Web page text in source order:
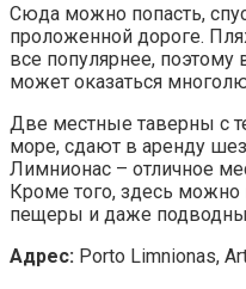
Сюда можно попасть,
проложенной дороге.
все популярнее, поэтому
может оказаться
Две местные таверны с
море, сдают в аренду
Лимнионас – отличное
Кроме того, здесь можно
пещеры и даже
Адрес: Porto Limnionas,